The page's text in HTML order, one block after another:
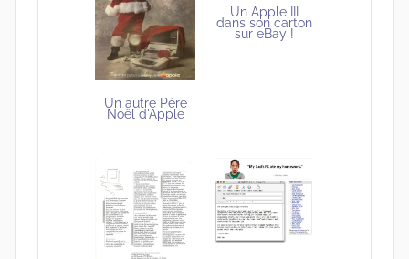
Un autre Père
Noël d'Apple
Un Apple III
dans son carton
sur eBay !